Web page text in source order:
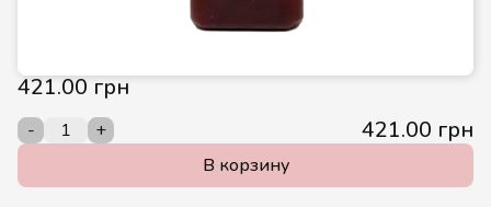
421.00 грн
- + 421.00 грн
В корзину